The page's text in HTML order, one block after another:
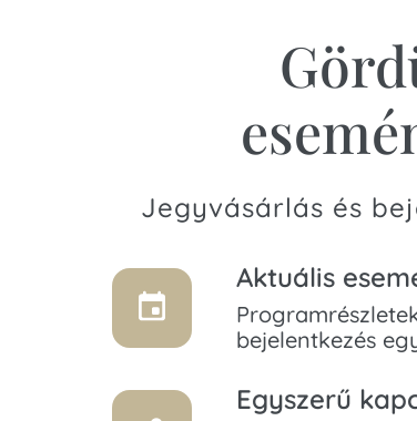
Jegyvásárlás és
Aktuális
bejelentkezés
Egyszerű